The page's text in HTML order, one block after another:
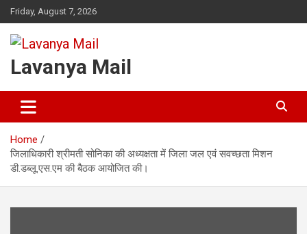
Skip
to
content
Friday, August 7, 2026
Lavanya Mail
Home
जिलाधिकारी श्रीमती सोनिका की अध्यक्षता में जिला जल एवं सवच्छता मिशन
डी.डब्लू.एस.एम की बैठक आयोजित की।